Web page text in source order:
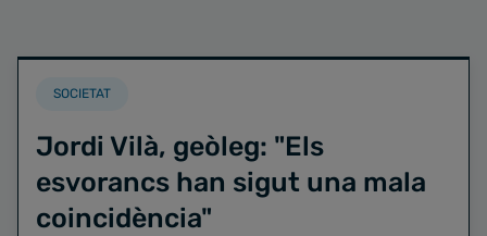
SOCIETAT
Jordi Vilà, geòleg: "Els
esvorancs han sigut una mala
coincidència"